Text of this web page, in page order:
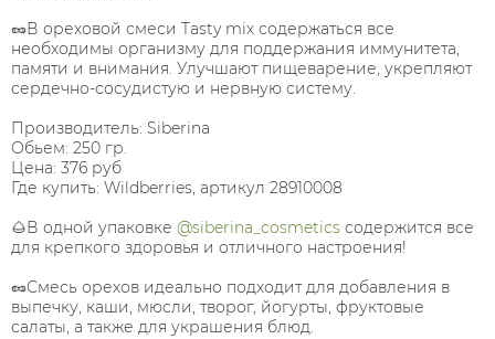
🥜В ореховой смеси Tasty mix содержаться все
необходимы организму для поддержания иммунитета,
памяти и внимания. Улучшают пищеварение, укрепляют
сердечно-сосудистую и нервную систему.
Производитель: Siberina
Обьем: 250 гр.
Цена: 376 руб
Где купить: Wildberries, артикул 28910008
🌰В одной упаковке @siberina_cosmetics содержится все
для крепкого здоровья и отличного настроения!
🥜Смесь орехов идеально подходит для добавления в
выпечку, каши, мюсли, творог, йогурты, фруктовые
салаты, а также для украшения блюд.